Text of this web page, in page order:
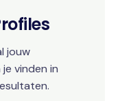
jouw
vinden in